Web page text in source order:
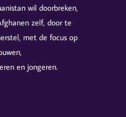
wil doorbreken,
zelf, door te
met de focus op
en jongeren.